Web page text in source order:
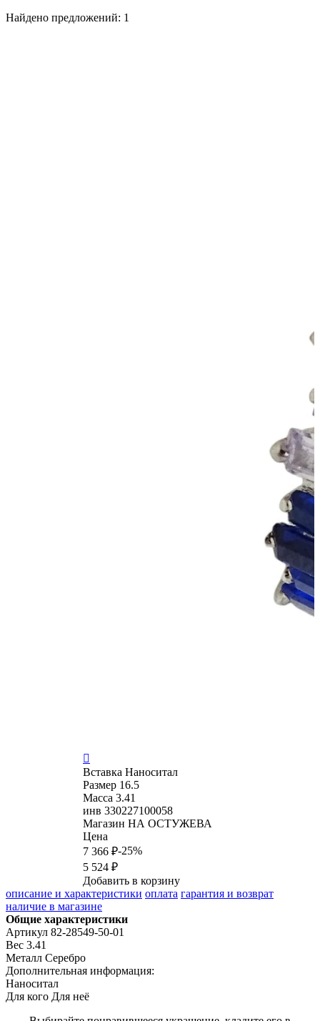
Найдено предложений: 1

Вставка Наноситал
Размер 16.5
Масса 3.41
инв 330227100058
Магазин НА ОСТУЖЕВА
Цена
7 366 ₽-25%
5 524 ₽
Добавить в корзину
описание и характеристики оплата гарантия и возврат
наличие в магазине
Общие характеристики
Артикул 82-28549-50-01
Вес 3.41
Металл Серебро
Дополнительная информация:
Наноситал
Для кого Для неё